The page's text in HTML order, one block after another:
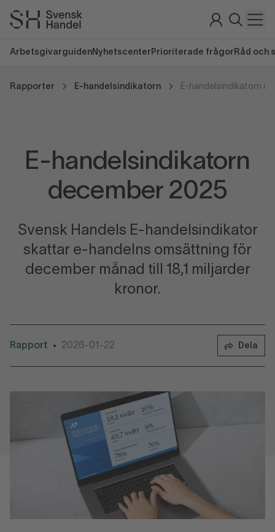
Arbetsgivarguiden Nyhetscenter Prioriterade frågor Råd och
Rapporter E-handelsindikatorn E-handelsindikatorn
E-handelsindikatorn
december 2025
Svensk Handels E-handelsindikator
skattar e-handelns omsättning för
december månad till 18,1 miljarder
kronor.
Rapport • 2026-01-22 Dela